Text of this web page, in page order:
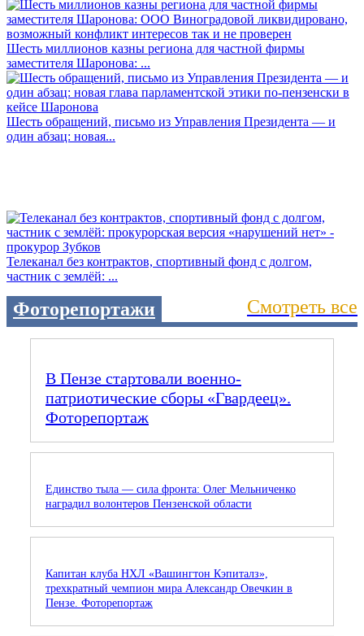
Шесть миллионов казны региона для частной фирмы
заместителя Шаронова: ...
Шесть обращений, письмо из Управления Президента — и
один абзац: новая...
Телеканал без контрактов, спортивный фонд с долгом,
частник с землёй: ...
Фоторепортажи Смотреть все
В Пензе стартовали военно-
патриотические сборы «Гвардеец».
Фоторепортаж
Единство тыла — сила фронта: Олег Мельниченко
наградил волонтеров Пензенской области
Капитан клуба НХЛ «Вашингтон Кэпиталз»,
трехкратный чемпион мира Александр Овечкин в
Пензе. Фоторепортаж